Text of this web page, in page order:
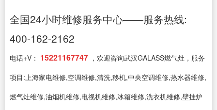
全国24小时维修服务中心——服务热线:
400-162-2162
电话+V： 15221167747 ，欢迎咨询武汉GALASS燃气灶，服务
项目:上海家电维修,空调维修,清洗,移机,中央空调维修,热水器维修,
燃气灶维修,油烟机维修,电视机维修,冰箱维修,洗衣机维修,壁挂炉